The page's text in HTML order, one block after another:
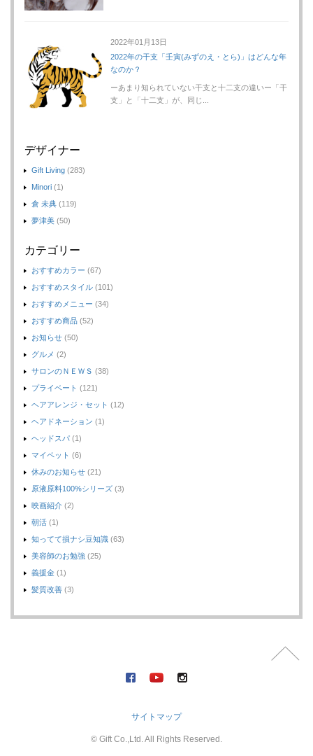
2022年01月13日
2022年の干支「壬寅(みずのえ・とら)」はどんな年
なのか？
ーあまり知られていない干支と十二支の違いー「干
支」と「十二支」が、同じ...
デザイナー
Gift Living (283)
Minori (1)
倉 未典 (119)
夢津美 (50)
カテゴリー
おすすめカラー (67)
おすすめスタイル (101)
おすすめメニュー (34)
おすすめ商品 (52)
お知らせ (50)
グルメ (2)
サロンのＮＥＷＳ (38)
プライベート (121)
ヘアアレンジ・セット (12)
ヘアドネーション (1)
ヘッドスパ (1)
マイペット (6)
休みのお知らせ (21)
原液原料100%シリーズ (3)
映画紹介 (2)
朝活 (1)
知ってて損ナシ豆知識 (63)
美容師のお勉強 (25)
義援金 (1)
髪質改善 (3)
サイトマップ
© Gift Co.,Ltd. All Rights Reserved.